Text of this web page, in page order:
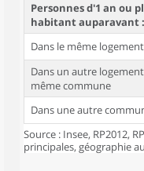
Personnes d'1 an ou
habitant auparavant :
Dans le même logement
Dans un autre
même commune
Dans une autre
Source : Insee, RP2012,
principales, géographie